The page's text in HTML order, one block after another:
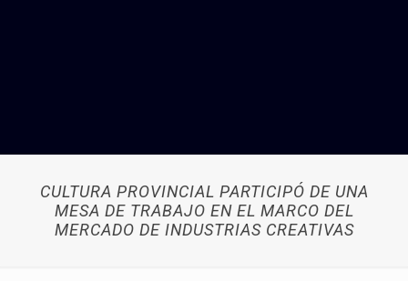
CULTURA PROVINCIAL PARTICIPÓ DE UNA
MESA DE TRABAJO EN EL MARCO DEL
MERCADO DE INDUSTRIAS CREATIVAS